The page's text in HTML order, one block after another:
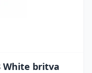
White britva